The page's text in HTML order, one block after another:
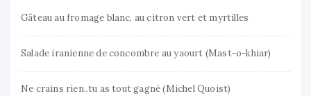
Gâteau au fromage blanc, au citron vert et myrtilles
Salade iranienne de concombre au yaourt (Mast-o-khiar)
Ne crains rien..tu as tout gagné (Michel Quoist)